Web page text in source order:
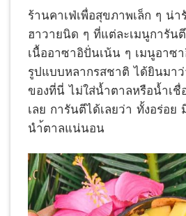
ร้านคาเฟ่เพื่อสุขภาพเล็ก ๆ น่
ฮาวายนิด ๆ ที่แต่ละเมนูการัน
เนื้ออาซาอิปั่นเน้น ๆ เมนูอาซ
รูปแบบหลากรสชาติ ได้ยินมา
ของที่นี่ ไม่ใส่น้ำตาลหรือน้ำเชื่
เลย การันตีได้เลยว่า ทั้งอร่อย
นำ้ตาลแน่นอน